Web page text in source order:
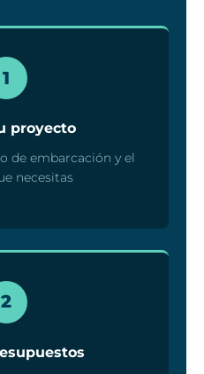
1
proyecto
de embarcación y el
necesitas
2